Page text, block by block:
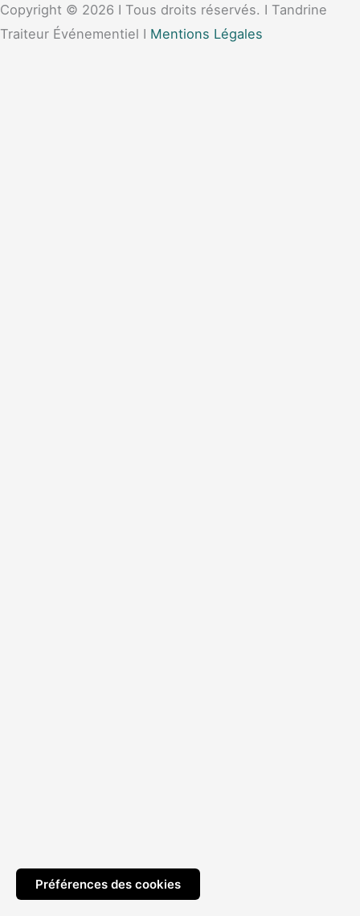
Préférences des cookies
Copyright © 2026 I Tous droits réservés. I Tandrine
Traiteur Événementiel I Mentions Légales